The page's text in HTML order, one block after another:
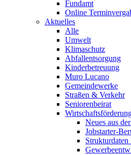
Fundamt
Online
Aktuelles
Alle
Umwelt
Klimaschutz
Abfallentsorgung
Kinderbetreuung
Muro Lucano
Gemeindewerke
Straßen & Verkehr
Seniorenbeirat
Neues aus
Jobstarter-